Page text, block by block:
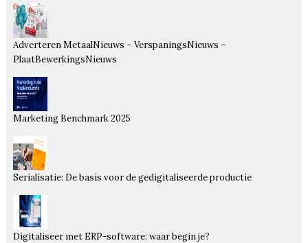
Adverteren MetaalNieuws – VerspaningsNieuws –
PlaatBewerkingsNieuws
Marketing Benchmark 2025
Serialisatie: De basis voor de gedigitaliseerde productie
Digitaliseer met ERP-software: waar begin je?